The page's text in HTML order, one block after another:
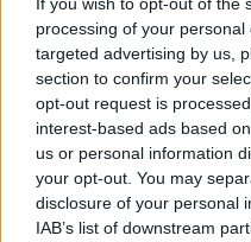
processing of your
targeted advertising by us,
section to confirm your
opt-out request is
interest-based ads based
us or personal information
your opt-out. You may
disclosure of your personal
IAB’s list of downstream
Aggius
amate